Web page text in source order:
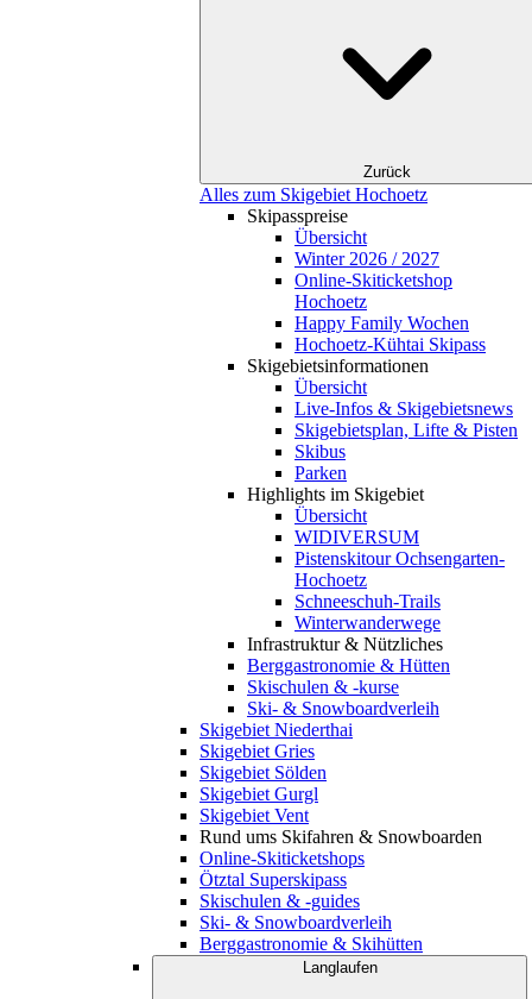
Zurück
Alles zum Skigebiet Hochoetz
Skipasspreise
Übersicht
Winter 2026 / 2027
Online-Skiticketshop
Hochoetz
Happy Family Wochen
Hochoetz-Kühtai Skipass
Skigebietsinformationen
Übersicht
Live-Infos & Skigebietsnews
Skigebietsplan, Lifte & Pisten
Skibus
Parken
Highlights im Skigebiet
Übersicht
WIDIVERSUM
Pistenskitour Ochsengarten-
Hochoetz
Schneeschuh-Trails
Winterwanderwege
Infrastruktur & Nützliches
Berggastronomie & Hütten
Skischulen & -kurse
Ski- & Snowboardverleih
Skigebiet Niederthai
Skigebiet Gries
Skigebiet Sölden
Skigebiet Gurgl
Skigebiet Vent
Rund ums Skifahren & Snowboarden
Online-Skiticketshops
Ötztal Superskipass
Skischulen & -guides
Ski- & Snowboardverleih
Berggastronomie & Skihütten
Langlaufen